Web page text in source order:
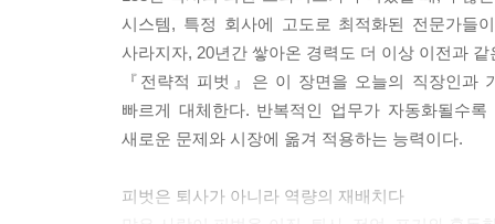
시스템, 특정 회사에 고도로 최적화된 전문가들
사라지자, 20년간 쌓아온 경력도 더 이상 이전과
『전략적 피벗』은 이 장면을 오늘의 직장인과
빠르게 대체한다. 반복적인 업무가 자동화될수
새로운 문제와 시장에 옮겨 적용하는 능력이다.
피벗은 퇴사가 아니라 역량의 재배치다